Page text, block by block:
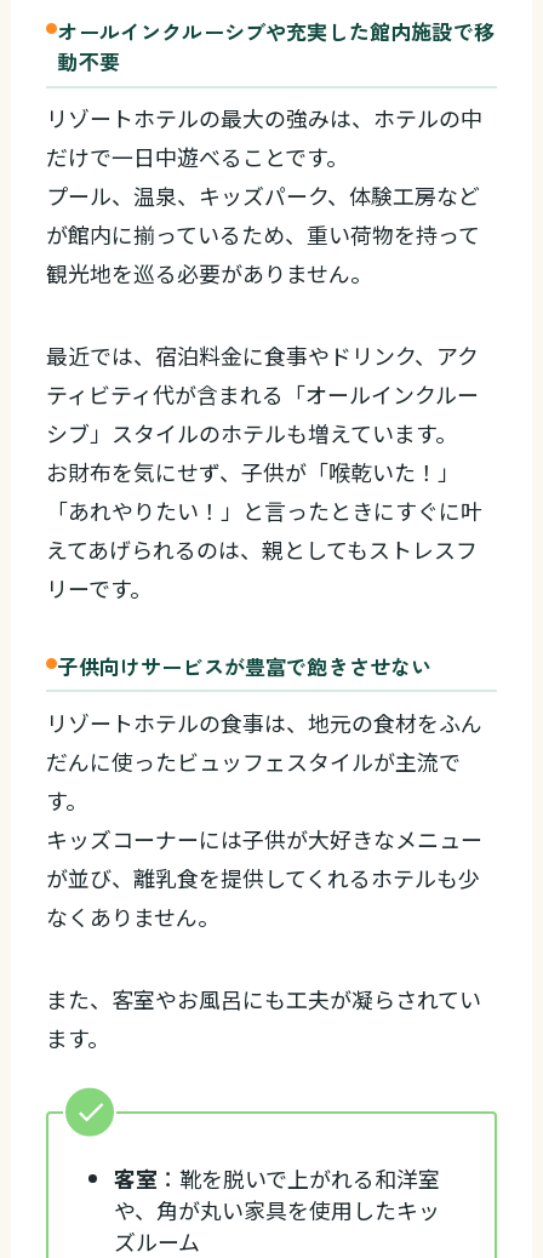
オールインクルーシブや充実した館内施設で移
動不要
リゾートホテルの最大の強みは、ホテルの中
だけで一日中遊べることです。
プール、温泉、キッズパーク、体験工房など
が館内に揃っているため、重い荷物を持って
観光地を巡る必要がありません。
最近では、宿泊料金に食事やドリンク、アク
ティビティ代が含まれる「オールインクルー
シブ」スタイルのホテルも増えています。
お財布を気にせず、子供が「喉乾いた！」
「あれやりたい！」と言ったときにすぐに叶
えてあげられるのは、親としてもストレスフ
リーです。
子供向けサービスが豊富で飽きさせない
リゾートホテルの食事は、地元の食材をふん
だんに使ったビュッフェスタイルが主流で
す。
キッズコーナーには子供が大好きなメニュー
が並び、離乳食を提供してくれるホテルも少
なくありません。
また、客室やお風呂にも工夫が凝らされてい
ます。
客室 ：靴を脱いで上がれる和洋室
や、角が丸い家具を使用したキッ
ズルーム